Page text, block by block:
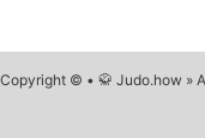
Copyright © • 🥋 Judo.how »